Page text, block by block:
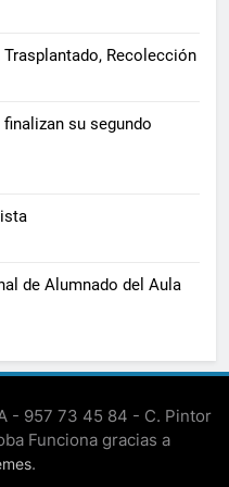
Recolección
su segundo
de Alumnado del Aula
- 957 73 45 84 - C. Pintor
Funciona gracias a
.